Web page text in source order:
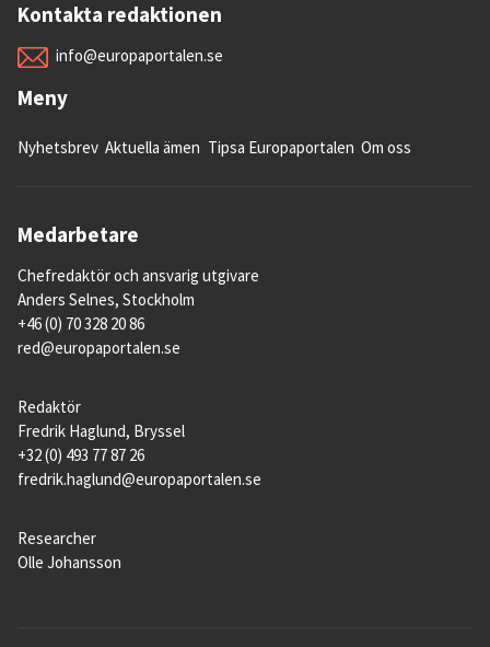
vid utträdet kommer att få cirkulera fritt
mellan de två områdena till dess deras bäst-
gäller dock inte djur och animaliska
slut i december 2020 måste kontrolleras av
13. Hur kommer upphovsrätt och
Storbritannien har gått med på att erkänna
EU-regler.
Storbritannien kommer att erkänna alla
geografiska beteckningar där vissa
livsmedel bara får ha ett visst namn om de
tillverkas på ett visst sätt inom ett visst
område, som fransk champagne och
sådana geografiska beteckningar. Det
innebär att brittiska företag exempelvis inte
Kontakta redaktionen
info@europaportalen.se
Meny
Nyhetsbrev Aktuella ämen Tipsa Europaportalen Om oss
Medarbetare
Chefredaktör och ansvarig utgivare
Anders Selnes, Stockholm
+46 (0) 70 328 20 86
red@europaportalen.se
Redaktör
Fredrik Haglund, Bryssel
+32 (0) 493 77 87 26
fredrik.haglund@europaportalen.se
Researcher
Olle Johansson